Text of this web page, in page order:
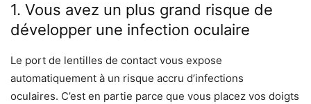
1. Vous avez un plus grand risque de
développer une infection oculaire
Le port de lentilles de contact vous expose
automatiquement à un risque accru d’infections
oculaires. C’est en partie parce que vous placez vos doigts